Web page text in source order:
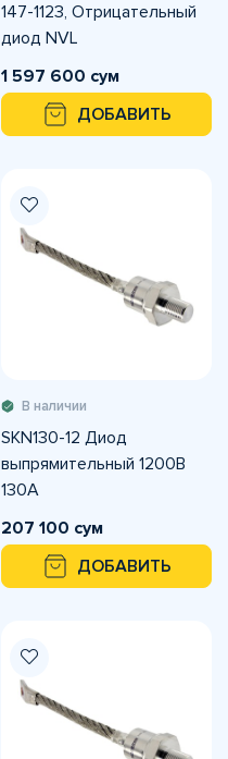
147-1123, Отрицательный
диод NVL
1 597 600 сум
ДОБАВИТЬ
В наличии
SKN130-12 Диод
выпрямительный 1200В
130А
207 100 сум
ДОБАВИТЬ